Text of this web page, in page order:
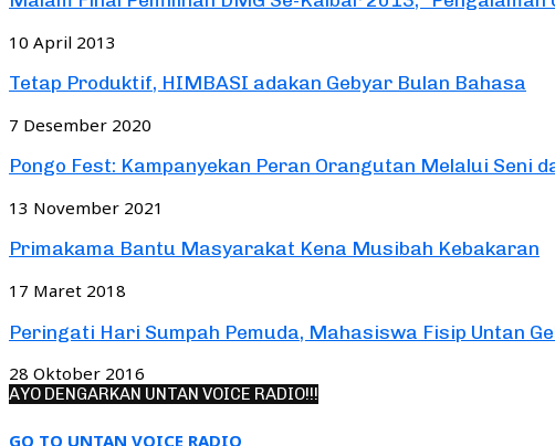
10 April 2013
Tetap Produktif, HIMBASI adakan Gebyar Bulan Bahasa
7 Desember 2020
Pongo Fest: Kampanyekan Peran Orangutan Melalui Seni
13 November 2021
Primakama Bantu Masyarakat Kena Musibah Kebakaran
17 Maret 2018
Peringati Hari Sumpah Pemuda, Mahasiswa Fisip Untan
28 Oktober 2016
AYO DENGARKAN UNTAN VOICE RADIO!!!
GO TO UNTAN VOICE RADIO